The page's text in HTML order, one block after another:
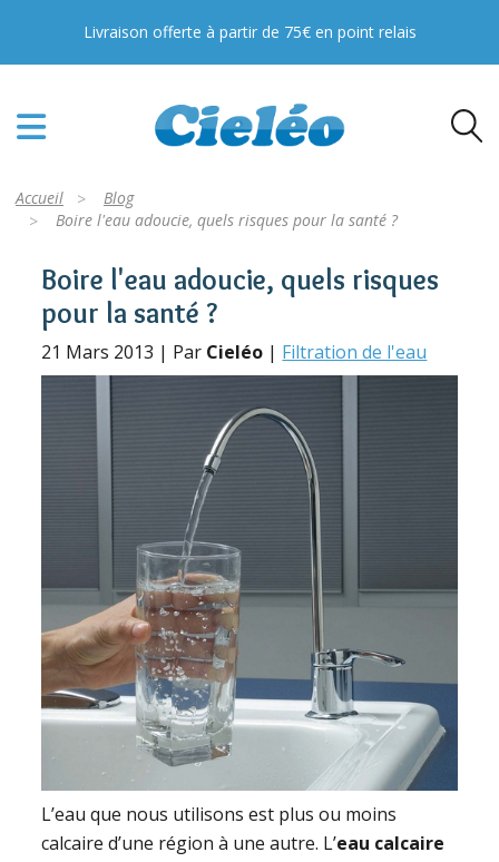
Livraison offerte à partir de 75€ en point relais
Accueil
Blog
Boire l'eau adoucie, quels risques pour la santé ?
Boire l'eau adoucie, quels risques
pour la santé ?
21 Mars 2013 | Par Cieléo | Filtration de l'eau
L’eau que nous utilisons est plus ou moins
calcaire d’une région à une autre. L’eau calcaire